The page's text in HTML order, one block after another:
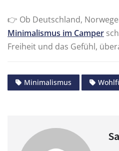
👉 Ob Deutschland,
Minimalismus im Camper
Freiheit und das Gefühl,
Minimalismus